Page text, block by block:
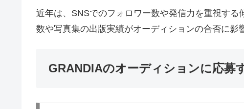
近年は、SNSでのフォロワー数や発信力を重視す
数や写真集の出版実績がオーディションの合否に影
GRANDIAのオーディションに応募